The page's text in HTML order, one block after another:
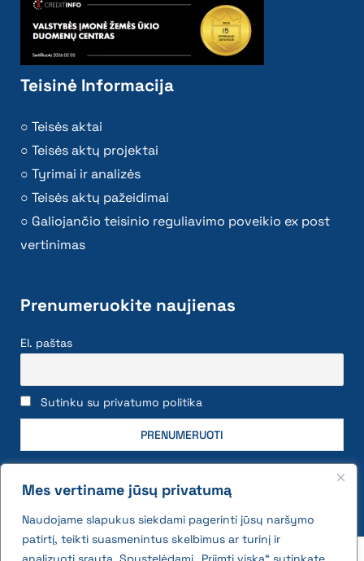
Mes vertiname jūsų privatumą
Naudojame slapukus siekdami pagerinti jūsų naršymo
patirtį, teikti suasmenintus skelbimus ar turinį ir
Teisinė Informacija
Teisės aktai
Teisės aktų projektai
Tyrimai ir analizės
Teisės aktų pažeidimai
Galiojančio teisinio reguliavimo poveikio ex post
vertinimas
Prenumeruokite naujienas
El. paštas
Sutinku su privatumo politika
2026 © All rights reserved | VĮ Žemės ūkio duomenų